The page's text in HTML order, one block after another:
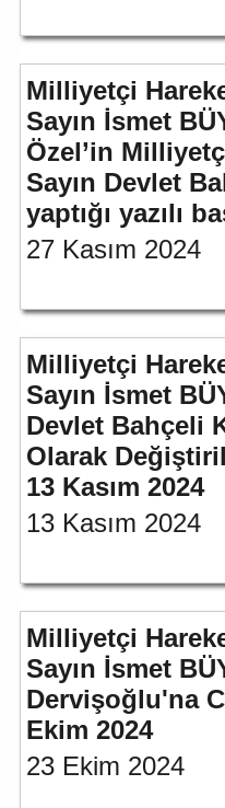
Milliyetçi
Sayın İsmet
Özel’in
Sayın Devlet
yaptığı yazılı
27 Kasım 2024
Milliyetçi
Sayın İsmet
Devlet Bahçeli
Olarak
13 Kasım 2024
13 Kasım 2024
Milliyetçi
Sayın İsmet
Dervişoğlu'na
Ekim 2024
23 Ekim 2024